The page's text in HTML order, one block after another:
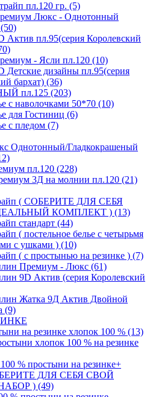
пл.120 гр. (5)
Люкс - Однотонный
Актив пл.95(серия Королевский
- Ясли пл.120 (10)
Детские дизайны пл.95(серия
бархат) (36)
пл.125 (203)
с наволочками 50*70 (10)
для Гостиниц (6)
с пледом (7)
Однотонный/Гладкокрашеный
пл.120 (228)
3Д на молнии пл.120 (21)
( СОБЕРИТЕ ДЛЯ СЕБЯ
КОМПЛЕКТ ) (13)
стандарт (44)
( постельное белье с четырьмя
с ушками ) (10)
( с простынью на резинке ) (7)
Премиум - Люкс (61)
9D Актив (серия Королевский
Жатка 9Д Актив Двойной
(9)
на резинке хлопок 100 % (13)
хлопок 100 % на резинке
% простыни на резинке+
ДЛЯ СЕБЯ СВОЙ
) (49)